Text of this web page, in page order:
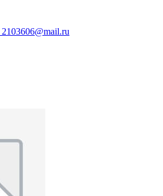
2103606@mail.ru